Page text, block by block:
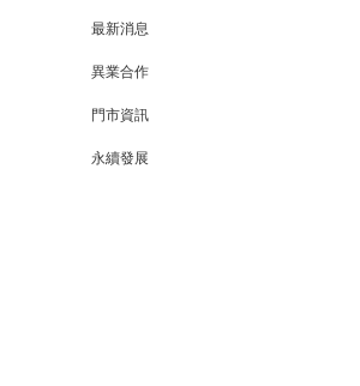
最新消息
異業合作
門市資訊
永續發展